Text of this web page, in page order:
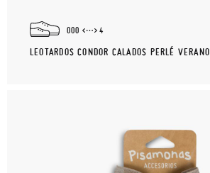
000 4
LEOTARDOS CONDOR CALADOS PERLÉ VERANO